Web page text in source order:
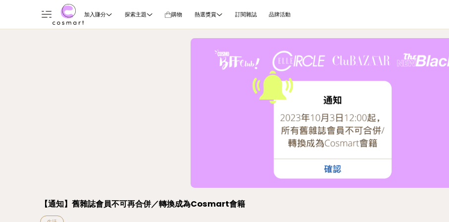
加入賺分 探索主題 購物 熱選獎賞 訂閱雜誌 品牌活動
【通知】舊雜誌會員不可再合併／轉換成為Cosmart會籍